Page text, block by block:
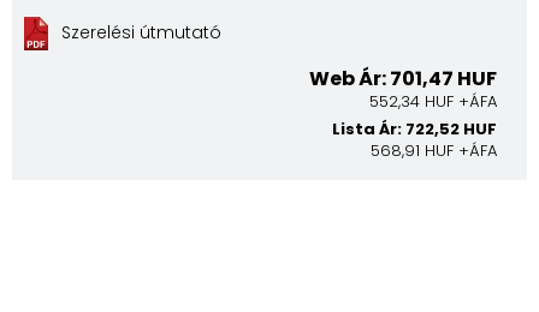
Szerelési útmutató
Web Ár: 701,47 HUF
552,34 HUF +ÁFA
Lista Ár: 722,52 HUF
568,91 HUF +ÁFA